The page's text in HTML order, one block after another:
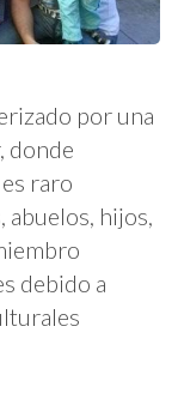
por una
donde
raro
abuelos, hijos,
debido a